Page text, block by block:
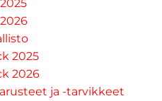
2025
2026
ja -tarvikkeet